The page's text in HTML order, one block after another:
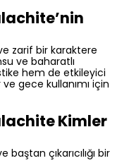
zarif bir karaktere
ve baharatlı
hem de etkileyici
gece kullanımı için
Kimler
ve baştan çıkarıcılığı bir